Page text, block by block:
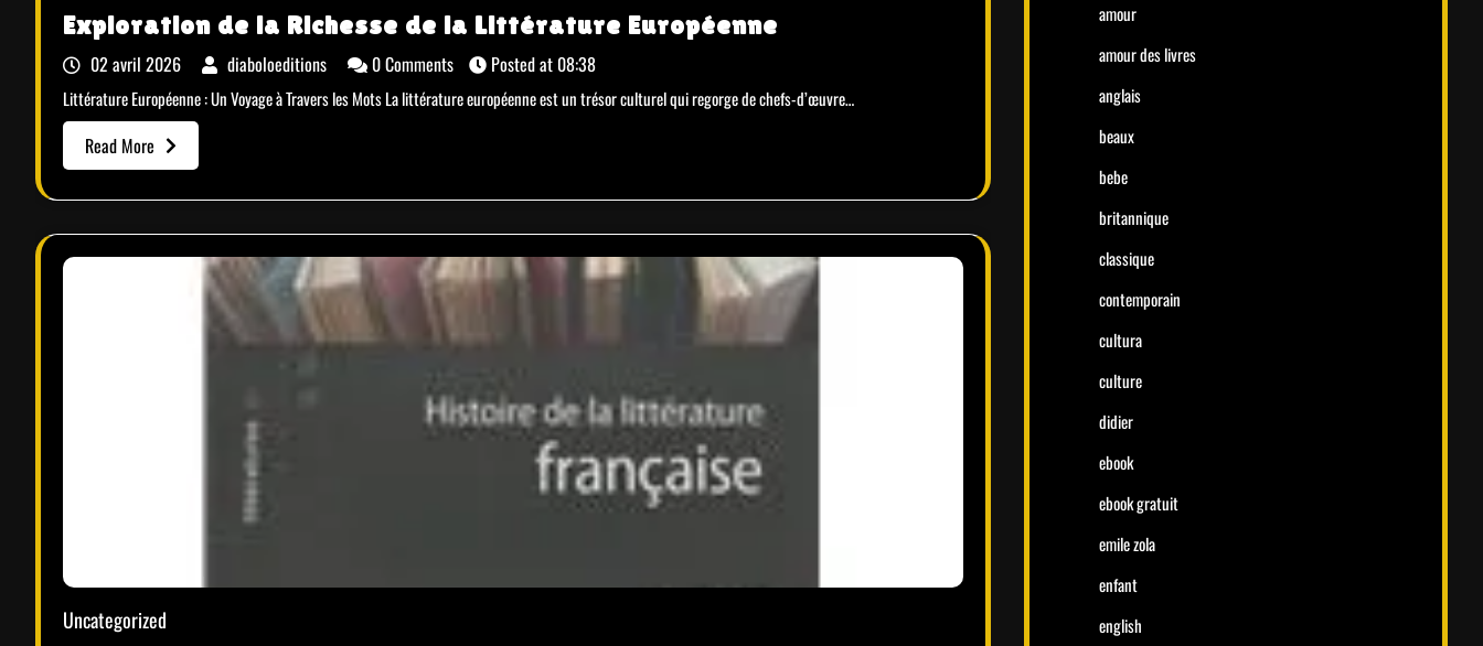
Exploration de la Richesse de la Littérature Européenne
02 avril 2026 diaboloeditions 0 Comments Posted at 08:38
Littérature Européenne : Un Voyage à Travers les Mots La littérature européenne est un trésor culturel qui regorge de chefs-d’œuvre…
Read More
Uncategorized
amour
amour des livres
anglais
beaux
bebe
britannique
classique
contemporain
cultura
culture
didier
ebook
ebook gratuit
emile zola
enfant
english